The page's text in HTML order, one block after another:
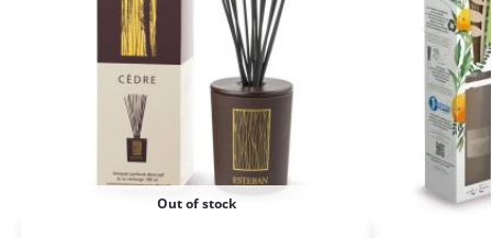
Out of stock